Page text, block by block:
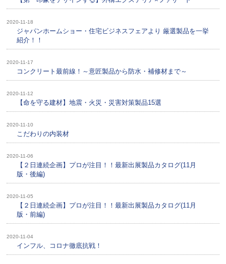
2020-11-18
ジャパンホームショー・住宅ビジネスフェアより 厳選製品を一挙
紹介！！
2020-11-17
コンクリート最前線！～意匠製品から防水・補修材まで～
2020-11-12
【命を守る建材】地震・火災・災害対策製品15選
2020-11-10
こだわりの内装材
2020-11-06
【２日連続企画】プロが注目！！最新出展製品カタログ(11月
版・後編)
2020-11-05
【２日連続企画】プロが注目！！最新出展製品カタログ(11月
版・前編)
2020-11-04
インフル、コロナ徹底抗戦！